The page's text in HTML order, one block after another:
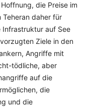
die Preise im
Teheran daher für
auf See
Ziele in den
Angriffe mit
tödliche, aber
auf die
die
und die